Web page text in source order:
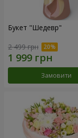
Букет "Шедевр"
2 499 грн
Замовити